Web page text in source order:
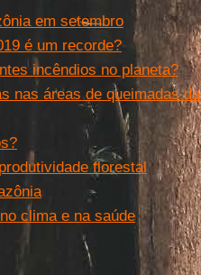
em setembro
é um recorde?
incêndios no planeta?
nas áreas de queimadas da
florestal
clima e na saúde